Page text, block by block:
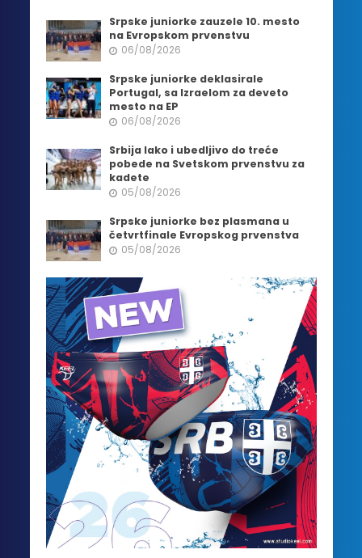
Srpske juniorke zauzele 10. mesto
na Evropskom prvenstvu
06/08/2026
Srpske juniorke deklasirale
Portugal, sa Izraelom za deveto
mesto na EP
06/08/2026
Srbija lako i ubedljivo do treće
pobede na Svetskom prvenstvu za
kadete
05/08/2026
Srpske juniorke bez plasmana u
četvrtfinale Evropskog prvenstva
05/08/2026